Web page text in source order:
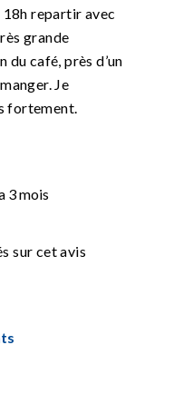
repartir avec
grande
café, près d’un
Je
fortement.
3 mois
sur cet avis